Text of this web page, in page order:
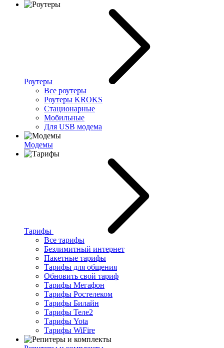
Роутеры
Все роутеры
Роутеры KROKS
Стационарные
Мобильные
Для USB модема
Модемы
Тарифы
Все тарифы
Безлимитный интернет
Пакетные тарифы
Тарифы для общения
Обновить свой тариф
Тарифы Мегафон
Тарифы Ростелеком
Тарифы Билайн
Тарифы Теле2
Тарифы Yota
Тарифы WiFire